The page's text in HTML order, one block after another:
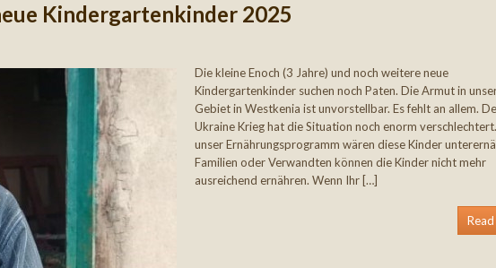
Kindergartenkinder 2025
Die kleine Enoch (3 Jahre) und noch weitere neue
Kindergartenkinder suchen noch Paten. Die Armut in
Gebiet in Westkenia ist unvorstellbar. Es fehlt an allem.
Ukraine Krieg hat die Situation noch enorm
unser Ernährungsprogramm wären diese Kinder
Familien oder Verwandten können die Kinder nicht mehr
ausreichend ernähren. Wenn Ihr […]